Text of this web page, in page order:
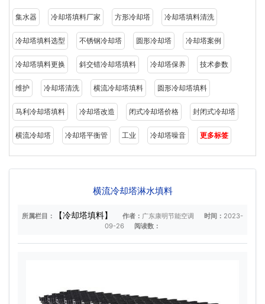
集水器 冷却塔填料厂家 方形冷却塔 冷却塔填料清洗
冷却塔填料选型 不锈钢冷却塔 圆形冷却塔 冷却塔案例
冷却塔填料更换 斜交错冷却塔填料 冷却塔保养 技术参数
维护 冷却塔清洗 横流冷却塔填料 圆形冷却塔填料
马利冷却塔填料 冷却塔改造 闭式冷却塔价格 封闭式冷却塔
横流冷却塔 冷却塔平衡管 工业 冷却塔噪音 更多标签
横流冷却塔淋水填料
所属栏目： 【冷却塔填料】 作者： 广东康明节能空调 时间： 2023-
09-26
阅读数：